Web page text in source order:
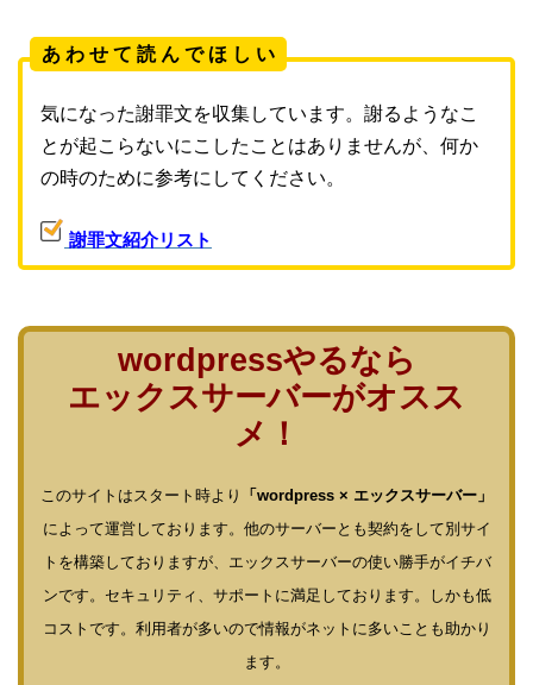
あ わ せ て 読 ん で ほ し い
気になった謝罪文を収集しています。謝るようなこ
とが起こらないにこしたことはありませんが、何か
の時のために参考にしてください。
謝罪文紹介リスト
wordpressやるなら
エックスサーバーがオスス
メ！
このサイトはスタート時より
「wordpress × エックスサーバー」
によって運営しております。他のサーバーとも契約をして別サイ
トを構築しておりますが、エックスサーバーの使い勝手がイチバ
ンです。セキュリティ、サポートに満足しております。しかも低
コストです。利用者が多いので情報がネットに多いことも助かり
ます。